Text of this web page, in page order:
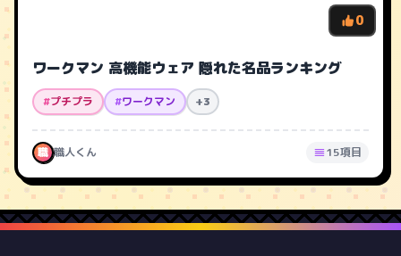
0
ワークマン 高機能ウェア 隠れた名品ランキング
#プチプラ #ワークマン +3
職 職人くん 15項目